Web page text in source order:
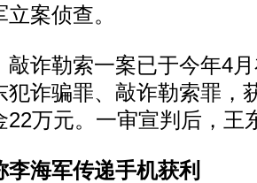
案侦查。
勒索一案已于今年4月
犯诈骗罪、敲诈勒索罪，
22万元。一审宣判后，王
海军传递手机获利